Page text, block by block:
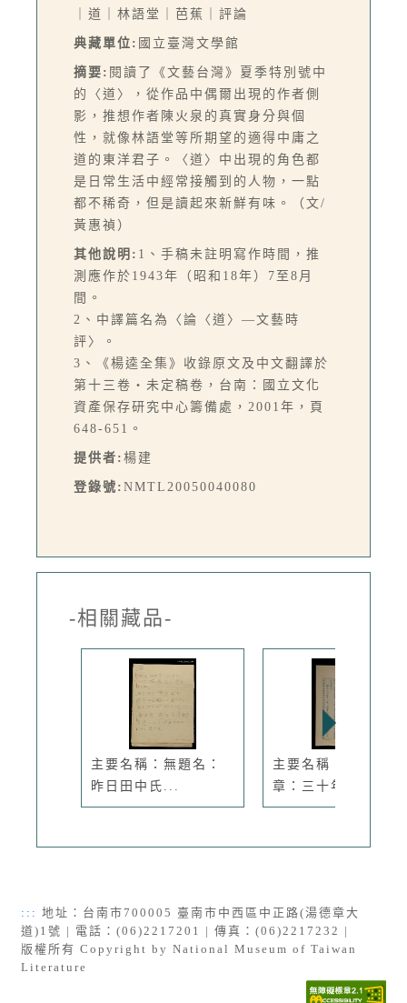
｜道｜林語堂｜芭蕉｜評論
典藏單位: 國立臺灣文學館
摘要: 閱讀了《文藝台灣》夏季特別號中
的〈道〉，從作品中偶爾出現的作者側
影，推想作者陳火泉的真實身分與個
性，就像林語堂等所期望的適得中庸之
道的東洋君子。〈道〉中出現的角色都
是日常生活中經常接觸到的人物，一點
都不稀奇，但是讀起來新鮮有味。（文/
黃惠禎）
其他說明: 1、手稿未註明寫作時間，推
測應作於1943年（昭和18年）7至8月
間。
2、中譯篇名為〈論〈道〉—文藝時
評〉。
3、《楊逵全集》收錄原文及中文翻譯於
第十三卷‧未定稿卷，台南：國立文化
資產保存研究中心籌備處，2001年，頁
648-651。
提供者: 楊建
登錄號: NMTL20050040080
-相關藏品-
主要名稱：無題名：
昨日田中氏...
主要名稱：〈第五
章：三十年代...
::: 地址：台南市700005 臺南市中西區中正路(湯德章大
道)1號 | 電話：(06)2217201 | 傳真：(06)2217232 |
版權所有 Copyright by National Museum of Taiwan
Literature